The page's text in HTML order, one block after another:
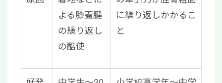
よる膝蓋腱
の繰り返し
の酷使
に繰り返しかかるこ
と